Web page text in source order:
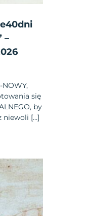
–
się
by
niewoli […]